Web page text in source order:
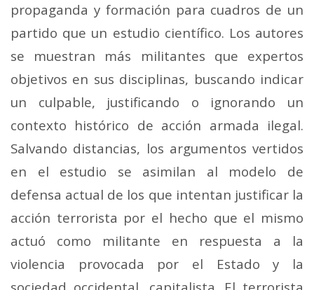
propaganda y formación para cuadros de un
partido que un estudio científico. Los autores
se muestran más militantes que expertos
objetivos en sus disciplinas, buscando indicar
un culpable, justificando o ignorando un
contexto histórico de acción armada ilegal.
Salvando distancias, los argumentos vertidos
en el estudio se asimilan al modelo de
defensa actual de los que intentan justificar la
acción terrorista por el hecho que el mismo
actuó como militante en respuesta a la
violencia provocada por el Estado y la